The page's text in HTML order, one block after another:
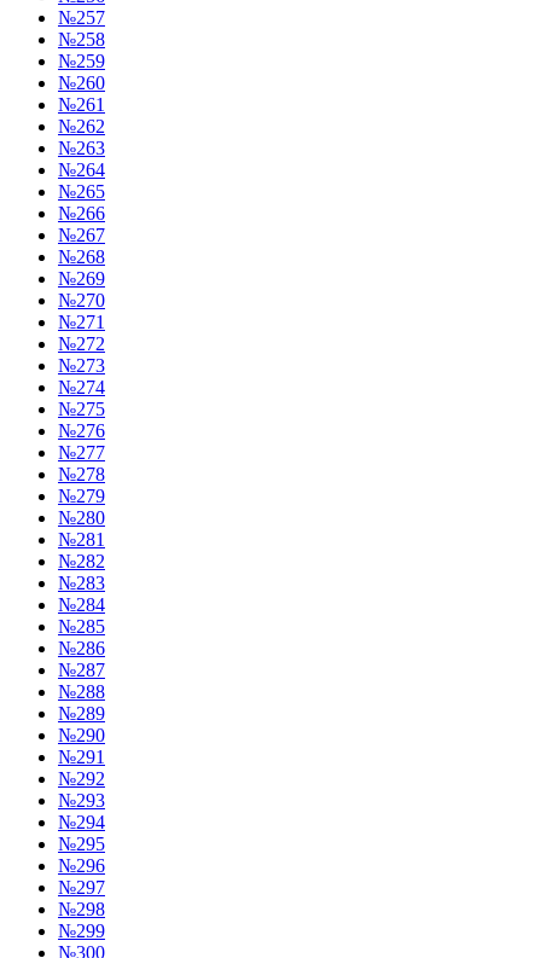
№257
№258
№259
№260
№261
№262
№263
№264
№265
№266
№267
№268
№269
№270
№271
№272
№273
№274
№275
№276
№277
№278
№279
№280
№281
№282
№283
№284
№285
№286
№287
№288
№289
№290
№291
№292
№293
№294
№295
№296
№297
№298
№299
№300